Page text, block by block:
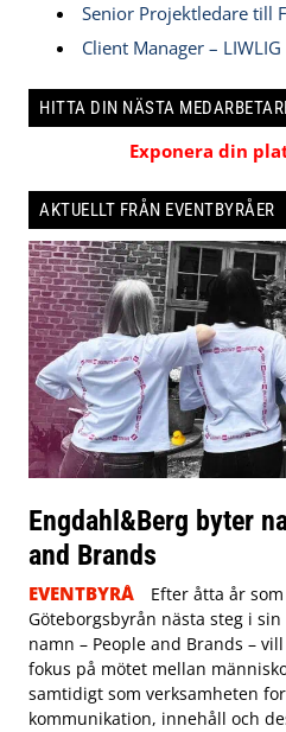
Senior Projektledare till
Client Manager – LIWLIG
HITTA DIN NÄSTA
Exponera din
AKTUELLT FRÅN EVENTBYRÅER
Engdahl&Berg byter
and Brands
EVENTBYRÅ
Efter åtta år
Göteborgsbyrån nästa steg i
namn – People and Brands –
fokus på mötet mellan
samtidigt som verksamheten
kommunikation, innehåll och